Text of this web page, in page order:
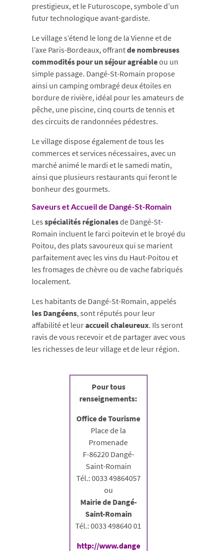
prestigieux, et le Futuroscope, symbole d’un
futur technologique avant-gardiste.
Le village s’étend le long de la Vienne et de
l’axe Paris-Bordeaux, offrantde nombreuses
commodités pour un séjour agréableou un
simple passage. Dangé-St-Romain propose
ainsi un camping ombragé deux étoiles en
bordure de rivière, idéal pour les amateurs de
pêche, une piscine, cinq courts de tennis et
des circuits de randonnées pédestres.
Le village dispose également de tous les
commerces et services nécessaires, avec un
marché animé le mardi et le samedi matin,
ainsi que plusieurs restaurants qui feront le
bonheur des gourmets.
Saveurs et Accueil de Dangé-St-Romain
Les spécialités régionalesde Dangé-St-
Romain incluent le farci poitevin et le broyé du
Poitou, des plats savoureux qui se marient
parfaitement avec les vins du Haut-Poitou et
les fromages de chèvre ou de vache fabriqués
localement.
Les habitants de Dangé-St-Romain, appelés
les Dangéens, sont réputés pour leur
affabilité et leuraccueil chaleureux. Ils seront
ravis de vous recevoir et de partager avec vous
les richesses de leur village et de leur région.
Pour tous
renseignements:
Office de Tourisme
Place de la
Promenade
F-86220 Dangé-
Saint-Romain
Tél.: 0033 49864057
ou
Mairie de Dangé-
Saint-Romain
Tél.: 0033 498640 01
http://www.dange